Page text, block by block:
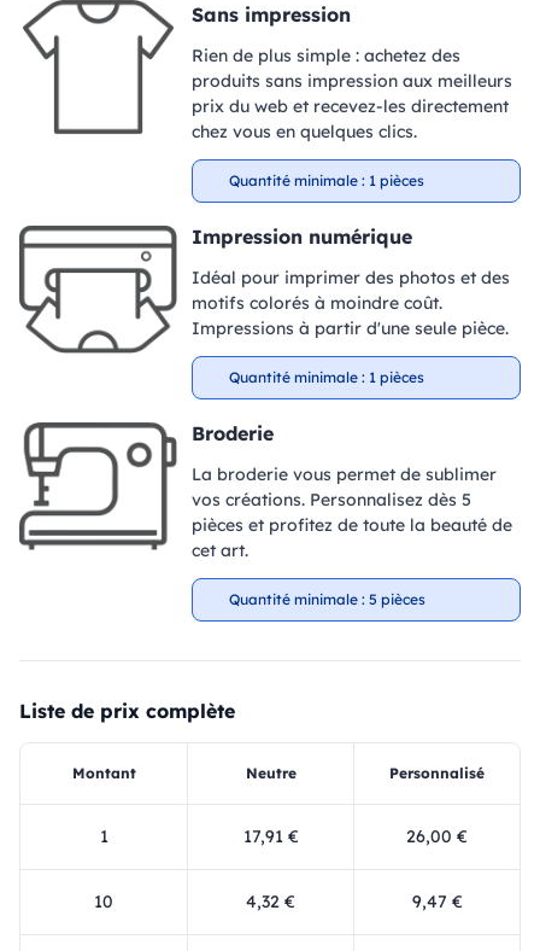
Sans impression
Rien de plus simple : achetez des
produits sans impression aux meilleurs
prix du web et recevez-les directement
chez vous en quelques clics.
Quantité minimale : 1 pièces
Impression numérique
Idéal pour imprimer des photos et des
motifs colorés à moindre coût.
Impressions à partir d'une seule pièce.
Quantité minimale : 1 pièces
Broderie
La broderie vous permet de sublimer
vos créations. Personnalisez dès 5
pièces et profitez de toute la beauté de
cet art.
Quantité minimale : 5 pièces
Liste de prix complète
Montant Neutre Personnalisé
1 17,91 € 26,00 €
10 4,32 € 9,47 €